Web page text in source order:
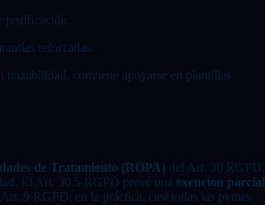
justificación.
reforzadas.
trazabilidad, conviene apoyarse en plantillas
de Tratamiento (ROPA) del Art. 30 RGPD,
El Art. 30.5 RGPD prevé una exención parcial
9 RGPD; en la práctica, casi todas las pymes